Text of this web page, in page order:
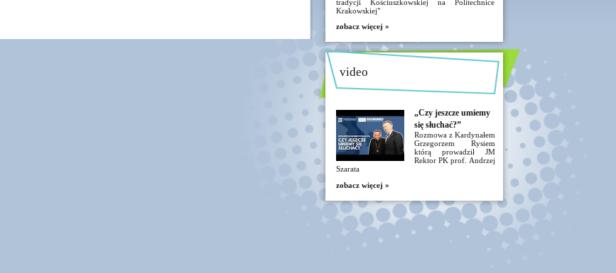
tradycji Kościuszkowskiej na Politechnice
Krakowskiej"
zobacz więcej »
video
„Czy jeszcze umiemy
się słuchać?”
Rozmowa z Kardynałem
Grzegorzem Rysiem
którą prowadził JM
Rektor PK prof. Andrzej
Szarata
zobacz więcej »